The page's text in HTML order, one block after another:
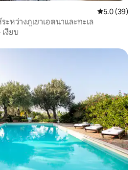
คะแนนเฉลี่ย
5.0 (39)
ะหว่างภูเขาเอตนาและทะเล
· เงียบ